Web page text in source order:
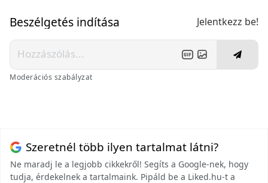
Beszélgetés indítása Jelentkezz be!
Moderációs szabályzat
Szeretnél több ilyen tartalmat látni?
Ne maradj le a legjobb cikkekről! Segíts a Google-nek, hogy
tudja, érdekelnek a tartalmaink. Pipáld be a Liked.hu-t a